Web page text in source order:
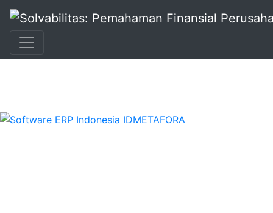
+62 896 6423 0232